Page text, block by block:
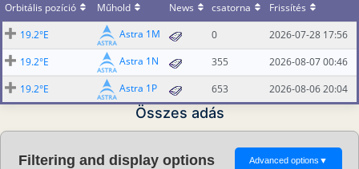
Orbitális pozíció Műhold News csatorna
Frissítés
19.2°E
Astra 1M 0
2026-07-28 17:56
19.2°E
Astra 1N 355
2026-08-07 00:46
19.2°E
Astra 1P 653 2026-08-06 20:04
Összes adás
Filtering and display options Advanced options ▼